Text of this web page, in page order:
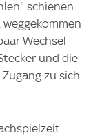
schienen
Wechsel
und die
zu sich